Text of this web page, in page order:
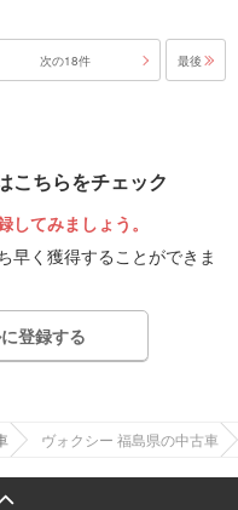
次の18件 最後
こちらをチェック
てみましょう。
早く獲得することができま
登録する
ヴォクシー 福島県の中古車